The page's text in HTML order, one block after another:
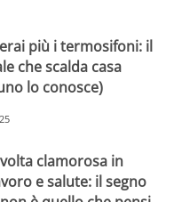
più i termosifoni: il
che scalda casa
lo conosce)
clamorosa in
e salute: il segno